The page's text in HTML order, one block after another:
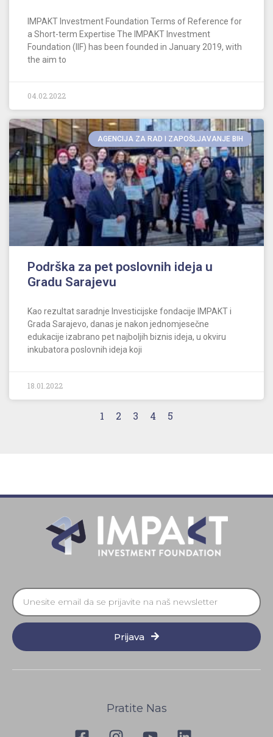
IMPAKT Investment Foundation Terms of Reference for
a Short-term Expertise The IMPAKT Investment
Foundation (IIF) has been founded in January 2019, with
the aim to
04.02.2022
AGENCIJA ZA RAD I ZAPOŠLJAVANJE BIH
Podrška za pet poslovnih ideja u
Gradu Sarajevu
Kao rezultat saradnje Investicijske fondacije IMPAKT i
Grada Sarajevo, danas je nakon jednomjesečne
edukacije izabrano pet najboljih biznis ideja, u okviru
inkubatora poslovnih ideja koji
18.01.2022
1 2 3 4 5
Prijava
Pratite Nas